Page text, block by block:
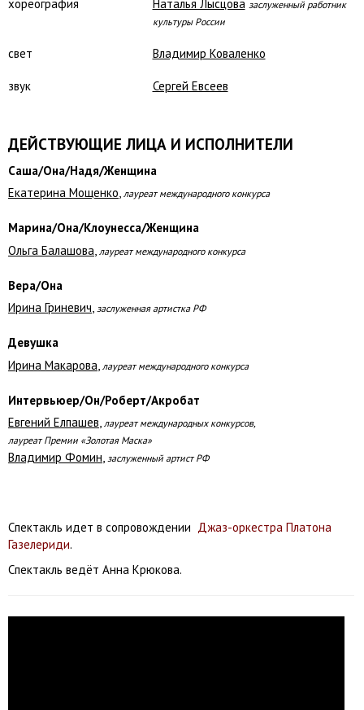
хореография Наталья Лысцова заслуженный работник
культуры России
свет Владимир Коваленко
звук Сергей Евсеев
ДЕЙСТВУЮЩИЕ ЛИЦА И ИСПОЛНИТЕЛИ
Саша/Она/Надя/Женщина
Екатерина Мощенко, лауреат международного конкурса
Марина/Она/Клоунесса/Женщина
Ольга Балашова лауреат международного конкурса
Вера/Она
Ирина Гриневич, заслуженная артистка РФ
Девушка
Ирина Макарова лауреат международного конкурса
Интервьюер/Он/Роберт/Акробат
Евгений Елпашев, лауреат международных конкурсов,
лауреат Премии «Золотая Маска»
Владимир Фомин заслуженный артист РФ
Спектакль идет в сопровождении Джаз-оркестра Платона
Газелериди.
Спектакль ведёт Анна Крюкова.